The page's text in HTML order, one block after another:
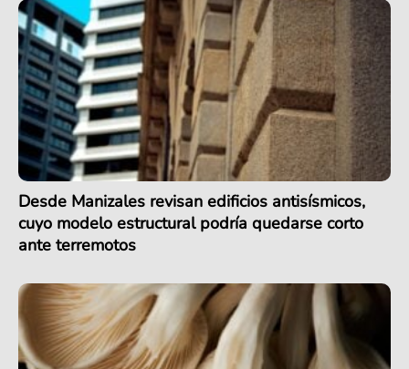
Desde Manizales revisan edificios antisísmicos,
cuyo modelo estructural podría quedarse corto
ante terremotos